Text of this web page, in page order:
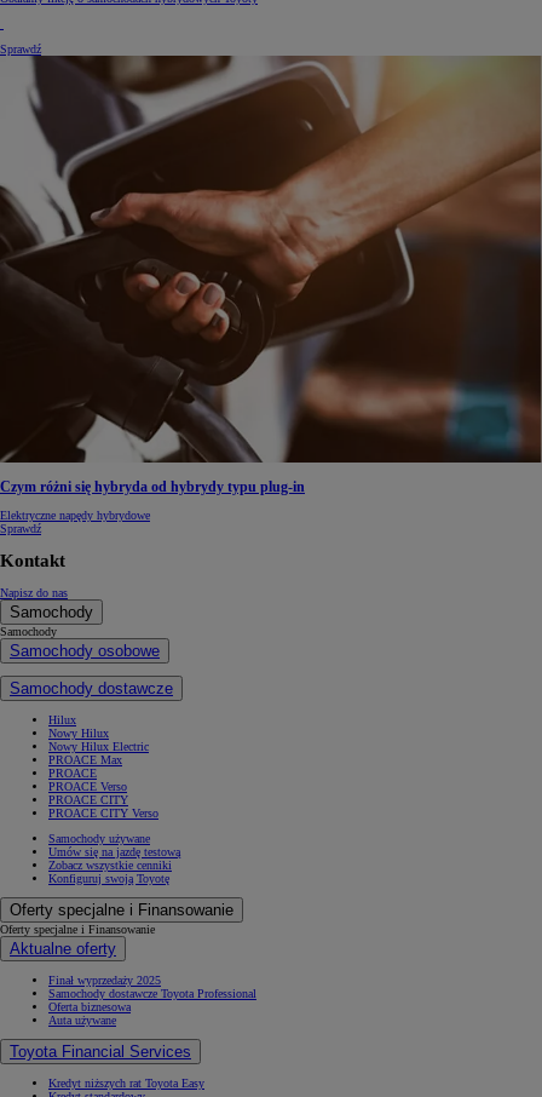
Sprawdź
Czym różni się hybryda od hybrydy typu plug-in
Elektryczne napędy hybrydowe
Sprawdź
Kontakt
Napisz do nas
Samochody
Samochody
Samochody osobowe
Samochody dostawcze
Hilux
Nowy Hilux
Nowy Hilux Electric
PROACE Max
PROACE
PROACE Verso
PROACE CITY
PROACE CITY Verso
Samochody używane
Umów się na jazdę testową
Zobacz wszystkie cenniki
Konfiguruj swoją Toyotę
Oferty specjalne i Finansowanie
Oferty specjalne i Finansowanie
Aktualne oferty
Finał wyprzedaży 2025
Samochody dostawcze Toyota Professional
Oferta biznesowa
Auta używane
Toyota Financial Services
Kredyt niższych rat Toyota Easy